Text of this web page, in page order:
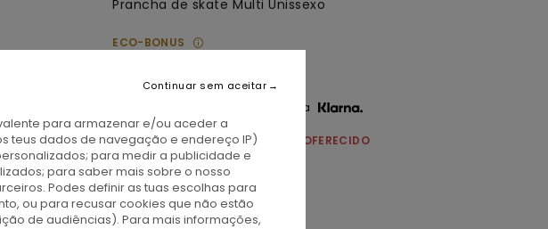
Prancha de skate Multi Unissexo
ECO-BONUS
Paga 3 x € 23,00 sem juros com a
1 PRANCHA DE SKATE = 1 PUNHO OFERECIDO
CorAssorted
para armazenar e/ou aceder a
teus dados de navegação e endereço IP)
para medir a publicidade e
para saber mais sobre o nosso
Podes definir as tuas escolhas para
ou para recusar cookies que não estão
de audiências). Para mais informações,
Continuar sem aceitar